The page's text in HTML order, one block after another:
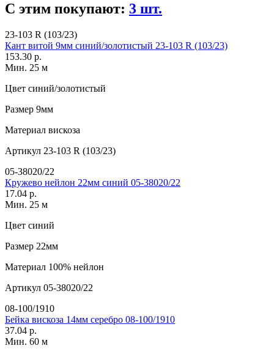
С этим покупают: 3 шт.
23-103 R (103/23)
Кант витой 9мм синий/золотистый 23-103 R (103/23)
153.30 р.
Мин. 25 м
Цвет синий/золотистый
Размер 9мм
Материал вискоза
Артикул 23-103 R (103/23)
05-38020/22
Кружево нейлон 22мм синий 05-38020/22
17.04 р.
Мин. 25 м
Цвет синий
Размер 22мм
Материал 100% нейлон
Артикул 05-38020/22
08-100/1910
Бейка вискоза 14мм серебро 08-100/1910
37.04 р.
Мин. 60 м